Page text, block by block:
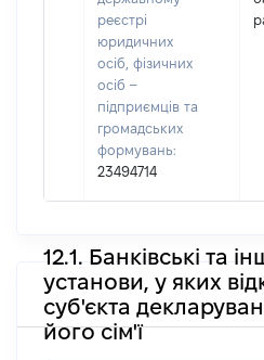
реєстрі
юридичних
осіб, фізичних
осіб –
підприємців та
громадських
формувань:
23494714
12.1. Банківські та
установи, у яких
суб'єкта
його сім'ї